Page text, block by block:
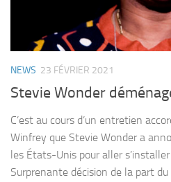
NEWS 23 FÉVRIER 2021
Stevie Wonder
C’est au cours d’un entretien
Winfrey que Stevie Wonder a
les États-Unis pour aller
Surprenante décision de la part